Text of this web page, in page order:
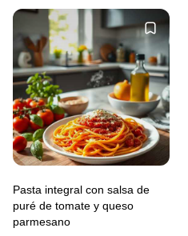
Pasta integral con salsa de
puré de tomate y queso
parmesano